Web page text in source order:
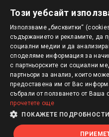
БЮЛЕТИН
Авторско право © 2025
1 EUR = 1.95583 BGN
Този уебсайт
Използваме „бисквитки“
съдържанието и рекламите, да
социални медии и да
споделяме информация за
с партньорските си социални
партньори за анализ, които
предоставена им от Вас
събрали от ползването от Ваша
прочетете още
ПОКАЖЕТЕ ПОДРОБНОСТИ